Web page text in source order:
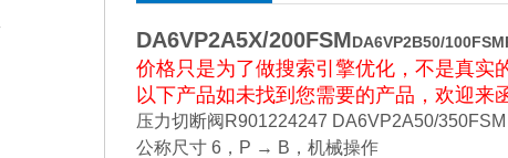
DA6VP2A5X/200FSMDA6VP2B50/
价格只是为了做搜索引擎优化，不是真实
以下产品如未找到您需要的产品，欢迎来
压力切断阀R901224247 DA6VP2A50/350FSM
公称尺寸 6，P → B，机械操作